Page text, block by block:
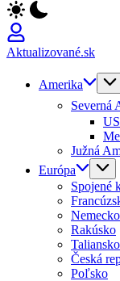
Aktualizované.sk
Amerika
Severná
Južná
Európa
Spojené
Nemecko
Rakúsko
Taliansko
Česká
Poľsko